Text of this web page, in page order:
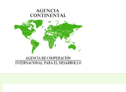
contenido
entradas